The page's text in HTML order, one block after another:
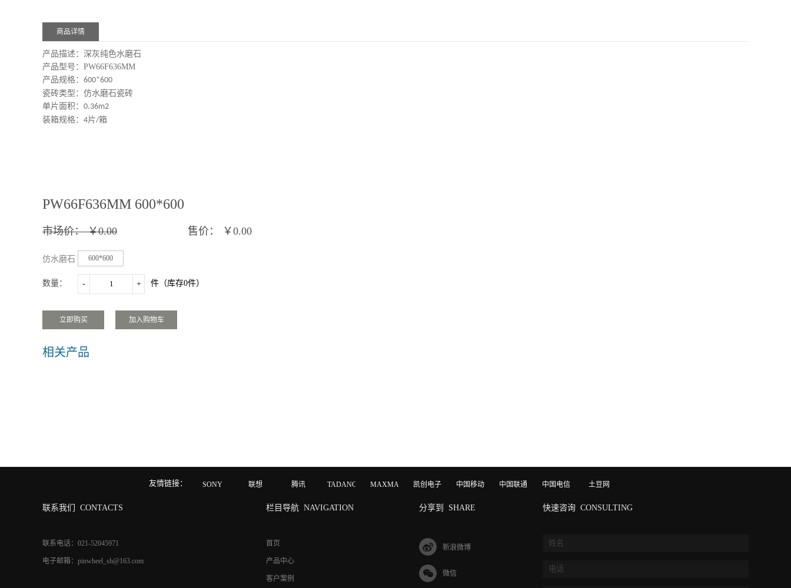
商品详情
产品描述：深灰纯色水磨石
产品型号：PW66F636MM
产品规格： 600*600
瓷砖类型：仿水磨石瓷砖
单片面积： 0.36m2
装箱规格： 4片/箱
PW66F636MM 600*600
售价： ￥0.00
市场价： ￥0.00
仿水磨石
瓷砖规
600*600
数量： - + 件（库存0件）
相关产品
友情链接： SONY 联想 腾讯 TADANO MAXMAGIC 凯创电子 中国移动 中国联通 中国电信 土豆网
联系我们 CONTACTS
联系电话：021-52045971
电子邮箱：pinwheel_sh@163.com
栏目导航 NAVIGATION
首页
产品中心
客户案例
分享到 SHARE
新浪微博
微信
快速咨询 CONSULTING